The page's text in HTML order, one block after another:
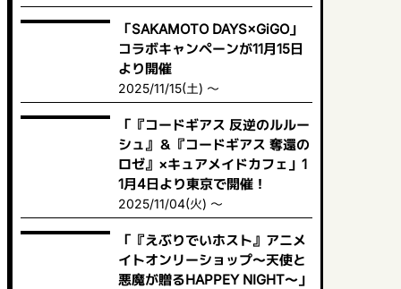
「SAKAMOTO DAYS×GiGO」
コラボキャンペーンが11月15日
より開催
2025/11/15(土) ～
「『コードギアス 反逆のルルー
シュ』＆『コードギアス 奪還の
ロゼ』×キュアメイドカフェ」1
1月4日より東京で開催！
2025/11/04(火) ～
「『えぶりでいホスト』アニメ
イトオンリーショップ〜天使と
悪魔が贈るHAPPEY NIGHT〜」